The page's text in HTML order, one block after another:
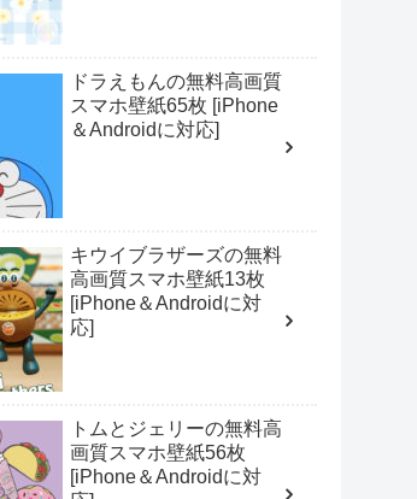
ドラえもんの無料高画質
スマホ壁紙65枚 [iPhone
＆Androidに対応]
キウイブラザーズの無料
高画質スマホ壁紙13枚
[iPhone＆Androidに対
応]
トムとジェリーの無料高
画質スマホ壁紙56枚
[iPhone＆Androidに対